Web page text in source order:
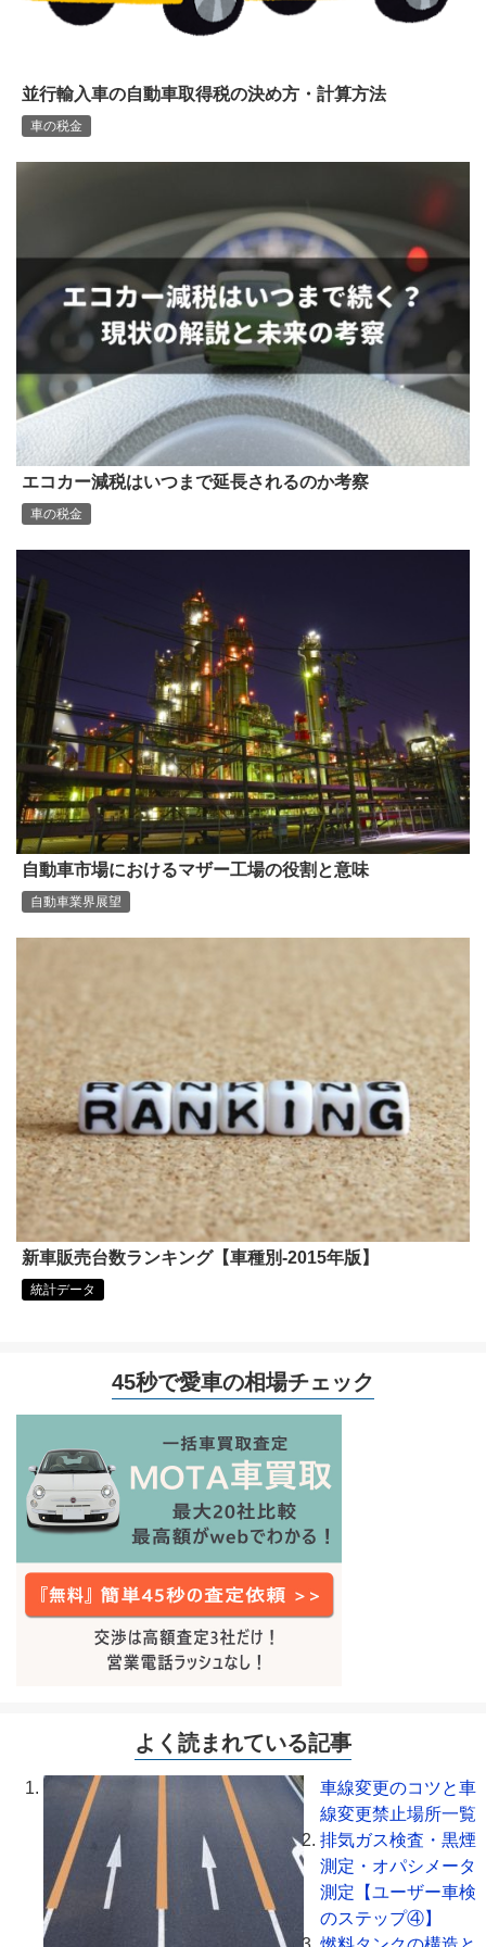
並行輸入車の自動車取得税の決め方・計算方法
車の税金
エコカー減税はいつまで延長されるのか考察
車の税金
自動車市場におけるマザー工場の役割と意味
自動車業界展望
新車販売台数ランキング【車種別-2015年版】
統計データ
45秒で愛車の相場チェック
よく読まれている記事
車線変更のコツと車
線変更禁止場所一覧
排気ガス検査・黒煙
測定・オパシメータ
測定【ユーザー車検
のステップ④】